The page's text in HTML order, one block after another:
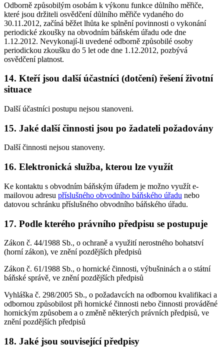
Odborně způsobilým osobám k výkonu funkce důlního měřiče,
které jsou držiteli osvědčení důlního měřiče vydaného do
30.11.2012, začíná běžet lhůta ke splnění povinnosti o vykonání
periodické zkoušky na obvodním báňském úřadu ode dne
1.12.2012. Nevykonají-li uvedené odborně způsobilé osoby
periodickou zkoušku do 5 let ode dne 1.12.2012, pozbývá
osvědčení platnost.
14. Kteří jsou další účastníci (dotčení) řešení životní
situace
Další účastníci postupu nejsou stanoveni.
15. Jaké další činnosti jsou po žadateli požadovány
Další činnosti nejsou stanoveny.
16. Elektronická služba, kterou lze využít
Ke kontaktu s obvodním báňským úřadem je možno využít e-
mailovou adresu příslušného obvodního báňského úřadu nebo
datovou schránku příslušného obvodního báňského úřadu.
17. Podle kterého právního předpisu se postupuje
Zákon č. 44/1988 Sb., o ochraně a využití nerostného bohatství
(horní zákon), ve znění pozdějších předpisů
Zákon č. 61/1988 Sb., o hornické činnosti, výbušninách a o státní
báňské správě, ve znění pozdějších předpisů
Vyhláška č. 298/2005 Sb., o požadavcích na odbornou kvalifikaci a
odbornou způsobilost při hornické činnosti nebo činnosti prováděné
hornickým způsobem a o změně některých právních předpisů, ve
znění pozdějších předpisů
18. Jaké jsou související předpisy